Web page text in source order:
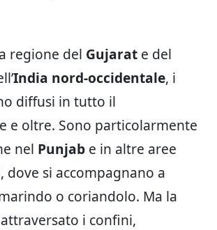
regione del Gujarat e del
India nord-occidentale, i
diffusi in tutto il
e oltre. Sono particolarmente
nel Punjab e in altre aree
dove si accompagnano a
o coriandolo. Ma la
i confini,